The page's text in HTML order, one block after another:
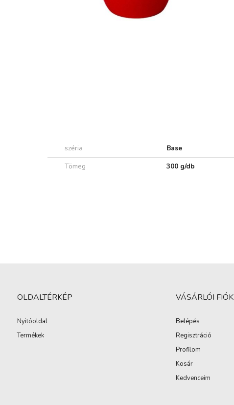
széria Base
Tömeg
300 g/db
OLDALTÉRKÉP
Nyitóoldal
Termékek
VÁSÁRLÓI FIÓK
Belépés
Regisztráció
Profilom
Kosár
Kedvenceim